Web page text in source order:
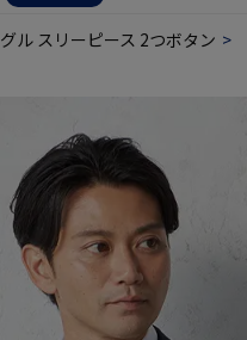
ル スリーピース 2つボタン